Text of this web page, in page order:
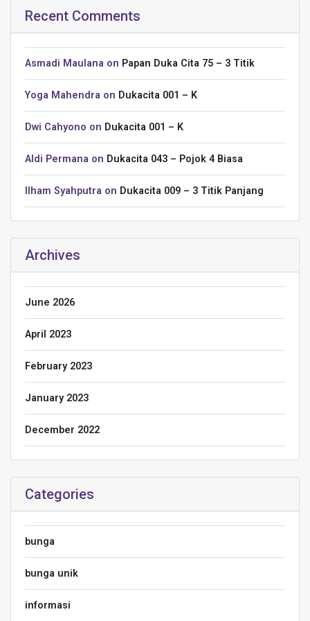
Recent Comments
Asmadi Maulana on Papan Duka Cita 75 – 3 Titik
Yoga Mahendra on Dukacita 001 – K
Dwi Cahyono on Dukacita 001 – K
Aldi Permana on Dukacita 043 – Pojok 4 Biasa
Ilham Syahputra on Dukacita 009 – 3 Titik Panjang
Archives
June 2026
April 2023
February 2023
January 2023
December 2022
Categories
bunga
bunga unik
informasi